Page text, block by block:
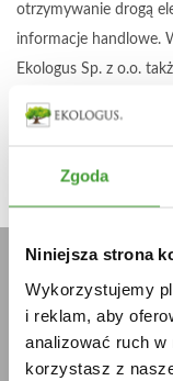
Zgoda
Niniejsza strona
Wykorzystujemy
i reklam, aby
analizować ruch
korzystasz z
otrzymywanie drogą
informacje handlowe.
Ekologus Sp. z o.o.
elektroniczną,
Przeczytaj
"Europejski
CZYTAJ